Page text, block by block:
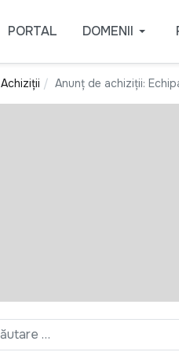
PORTAL DOMENII
Achiziții Anunț de achiziții: